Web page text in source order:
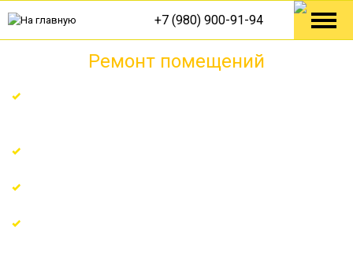
+7 (980) 900-91-94
Ремонт помещений